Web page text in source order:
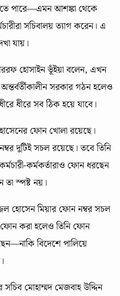
পারে—এমন আশঙ্কা থেকে
সচিবালয় ত্যাগ করেন। এ
যায়।
হোসাইন ভূঁইয়া বলেন, এখন
সরকার গঠন হলেও
ধীরে সব ঠিক হয়ে যাবে।
ফোন খোলা রয়েছে।
দুটিই সচল রয়েছে। তবে তিনি
কর্মকর্তারাও ফোন ধরছেন
স্পষ্ট নয়।
হোসেন মিয়ার ফোন নম্বর সচল
করা হলেও তিনি ফোন
বিদেশে পালিয়ে
সচিব মোহাম্মদ মেজবাহ উদ্দিন